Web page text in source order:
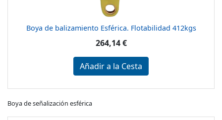
Boya de balizamiento Esférica. Flotabilidad 412kgs
264,14 €
Añadir a la Cesta
Boya de señalización esférica